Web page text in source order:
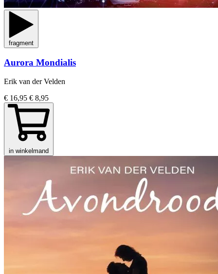
fragment
Aurora Mondialis
Erik van der Velden
€ 16,95 € 8,95
in winkelmand